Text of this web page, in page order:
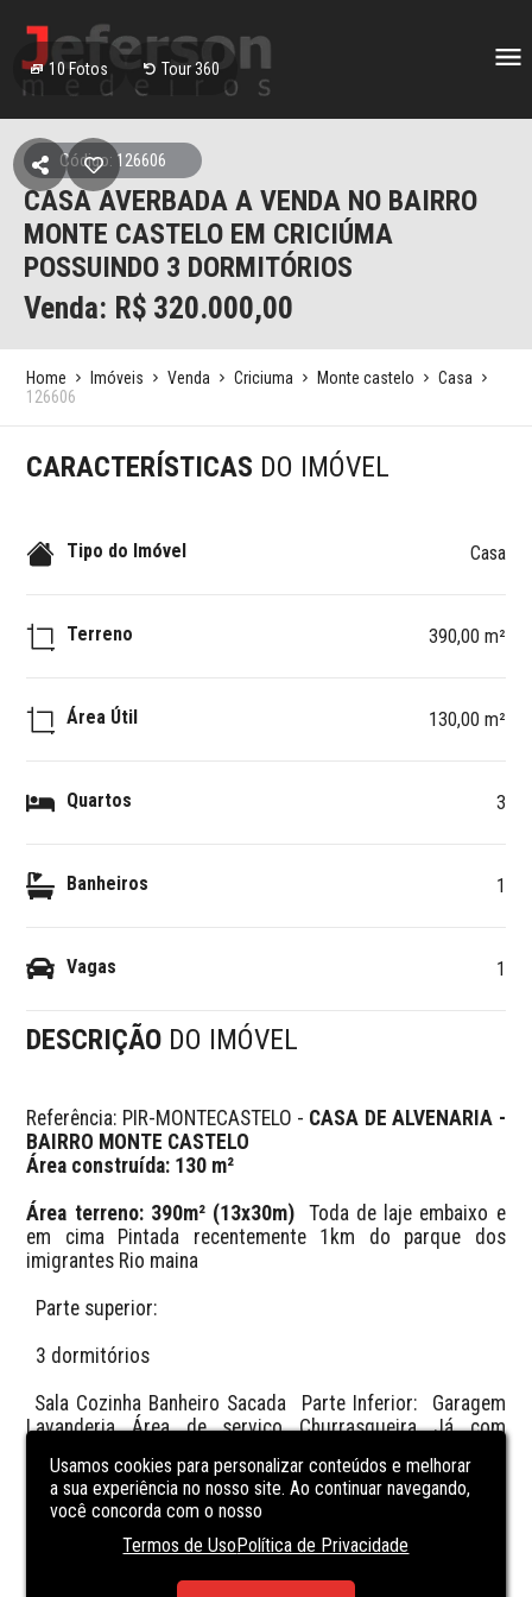
10 Fotos Tour 360
Código: 126606
CASA AVERBADA A VENDA NO BAIRRO
MONTE CASTELO EM CRICIÚMA
POSSUINDO 3 DORMITÓRIOS
Venda: R$ 320.000,00
Home Imóveis Venda Criciuma Monte castelo
Casa
126606
CARACTERÍSTICAS DO IMÓVEL
Tipo do Imóvel Casa
Terreno 390,00 m²
Área Útil 130,00 m²
Quartos 3
Banheiros 1
Vagas 1
DESCRIÇÃO DO IMÓVEL
Referência: PIR-MONTECASTELO - CASA DE ALVENARIA -
BAIRRO MONTE CASTELO
Área terreno: 390m² (13x30m)
  Toda de laje embaixo e
em cima Pintada recentemente 1km do parque dos
imigrantes Rio maina
Lavanderia Área de serviço Churrasqueira Já com
R$320.000,00 Analisa carro ou terreno até R$70mil
Usamos cookies para personalizar conteúdos e melhorar
a sua experiência no nosso site. Ao continuar navegando,
você concorda com o nosso
Termos de UsoPolítica de Privacidade